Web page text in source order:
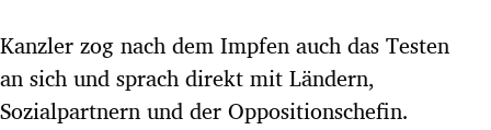
Untermenü
Untermenü
Kanzler zog nach dem Impfen auch das Testen
an sich und sprach direkt mit Ländern,
Sozialpartnern und der Oppositionschefin.